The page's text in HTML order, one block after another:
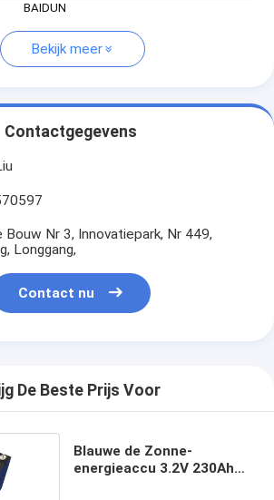
BAIDUN
Bekijk meer
Contactgegevens
Bouw Nr 3, Innovatiepark, Nr 449,
Longgang,
Contact nu
De Beste Prijs Voor
Blauwe de Zonne-
energieaccu 3.2V 230Ah